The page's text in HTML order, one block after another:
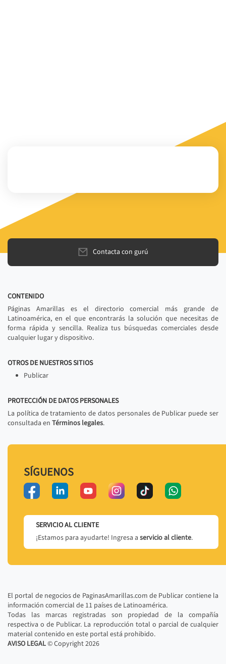
Contacta con gurú
CONTENIDO
Páginas Amarillas es el directorio comercial más grande de
Latinoamérica, en el que encontrarás la solución que necesitas de
forma rápida y sencilla. Realiza tus búsquedas comerciales desde
cualquier lugar y dispositivo.
OTROS DE NUESTROS SITIOS
Publicar
PROTECCIÓN DE DATOS PERSONALES
La política de tratamiento de datos personales de Publicar puede ser
consultada en Términos legales.
SÍGUENOS
SERVICIO AL CLIENTE
¡Estamos para ayudarte! Ingresa a servicio al cliente.
El portal de negocios de PaginasAmarillas.com de Publicar contiene la
información comercial de 11 países de Latinoamérica.
Todas las marcas registradas son propiedad de la compañía
respectiva o de Publicar. La reproducción total o parcial de cualquier
material contenido en este portal está prohibido.
AVISO LEGAL© Copyright2026